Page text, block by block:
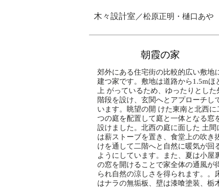
木々設計室 ／松原正明・樋口あや
朝霞の家
郊外にある住宅街の比較的広い敷地
建つ家です。敷地は道路から1.5mほ
上 がっているため、ゆったりとした
階段を設け、玄関へとアプローチし
います。眺望の開 けた東南と北西に
つの庭を配置して庭と一体となる窓
設けました。北西の庭に面した 土間
は薪ストーブを置き、食堂上の吹き
けを通して二階へと自然に暖気が回
ようにしています。また、夏は小屋
の窓を開けることで家全体の通風が
られ自然の涼しさを得られます。。
はナラの無垢板、壁は漆喰塗装、栃